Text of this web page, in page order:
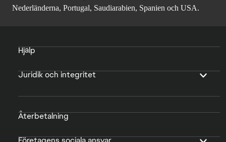
Nederländerna, Portugal, Saudiarabien, Spanien och USA.
Hjälp
Juridik och integritet
Återbetalning